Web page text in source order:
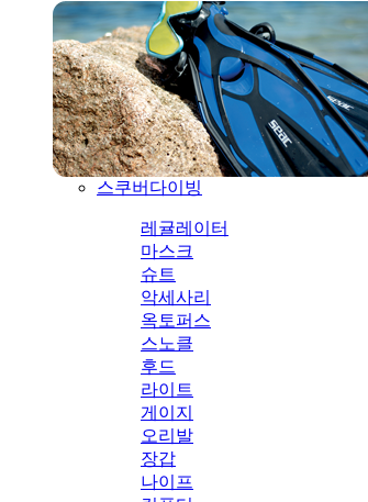
스쿠버다이빙
레귤레이터
마스크
슈트
악세사리
옥토퍼스
스노클
후드
라이트
게이지
오리발
장갑
나이프